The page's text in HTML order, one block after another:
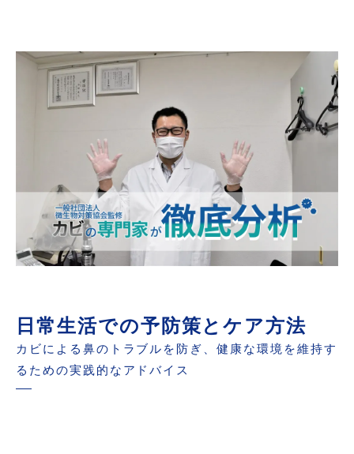
日常生活での予防策とケア方法
カビによる鼻のトラブルを防ぎ、健康な環境を維持す
るための実践的なアドバイス